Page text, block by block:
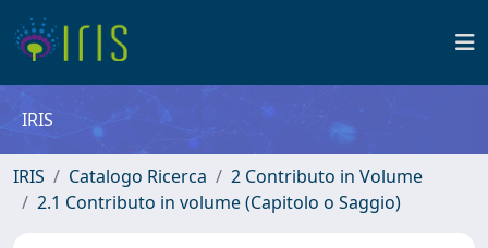
IRIS
IRIS Catalogo Ricerca
2 Contributo in Volume
2.1 Contributo in volume (Capitolo o Saggio)